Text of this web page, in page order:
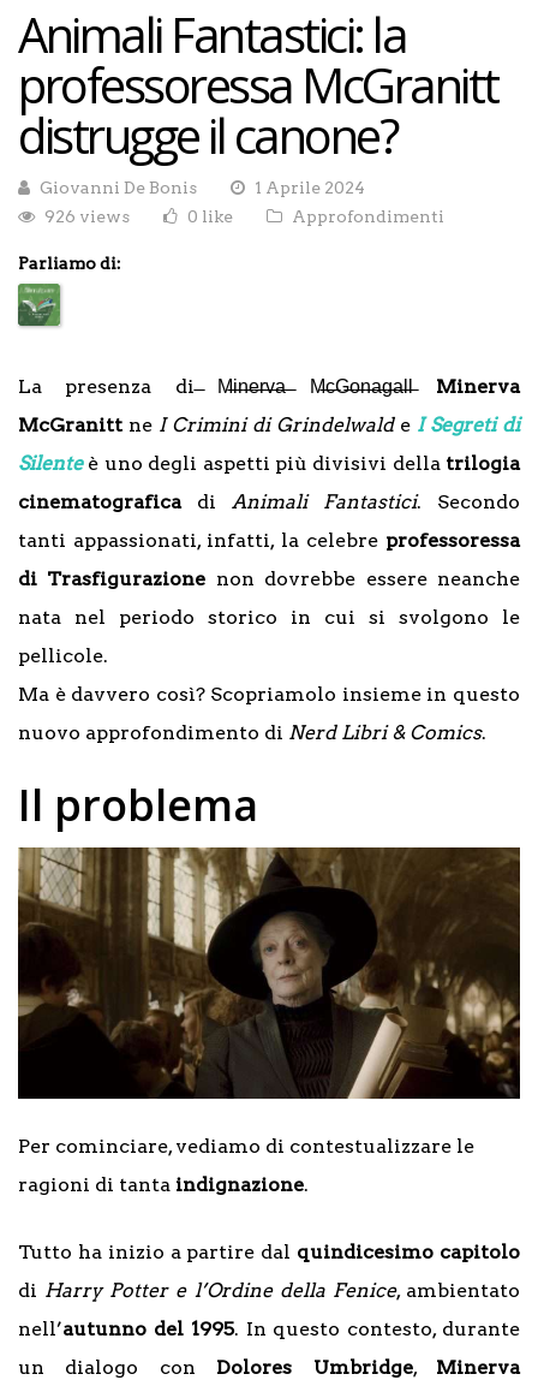
Animali Fantastici: la
professoressa McGranitt
distrugge il canone?
Giovanni De Bonis
1 Aprile 2024
926 views
0 like Approfondimenti
Parliamo di:
La presenza di ̶M̶i̶n̶e̶r̶v̶a̶ ̶M̶c̶G̶o̶n̶a̶g̶a̶l̶l̶ Minerva
McGranitt ne I Crimini di Grindelwald e I Segreti di
Silenteè uno degli aspetti più divisivi della trilogia
cinematograficadi Animali Fantastici. Secondo
tanti appassionati, infatti, la celebre professoressa
di Trasfigurazione non dovrebbe essere neanche
nata nel periodo storico in cui si svolgono le
pellicole.
Ma è davvero così? Scopriamolo insieme in questo
nuovo approfondimento di Nerd Libri & Comics.
Il problema
Per cominciare, vediamo di contestualizzare le
ragioni di tanta indignazione.
Tutto ha inizio a partire dal quindicesimo capitolo
di Harry Potter e l’Ordine della Fenice, ambientato
nell’autunno del 1995. In questo contesto, durante
un dialogo con Dolores Umbridge, Minerva